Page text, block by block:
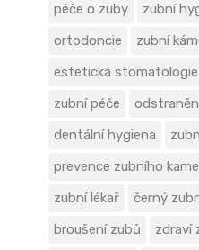
péče o zuby
zubní
ortodoncie
zubní
estetická stomatologie
zubní péče
dentální hygiena
prevence zubního
zubní lékař
černý
broušení zubů
zdraví